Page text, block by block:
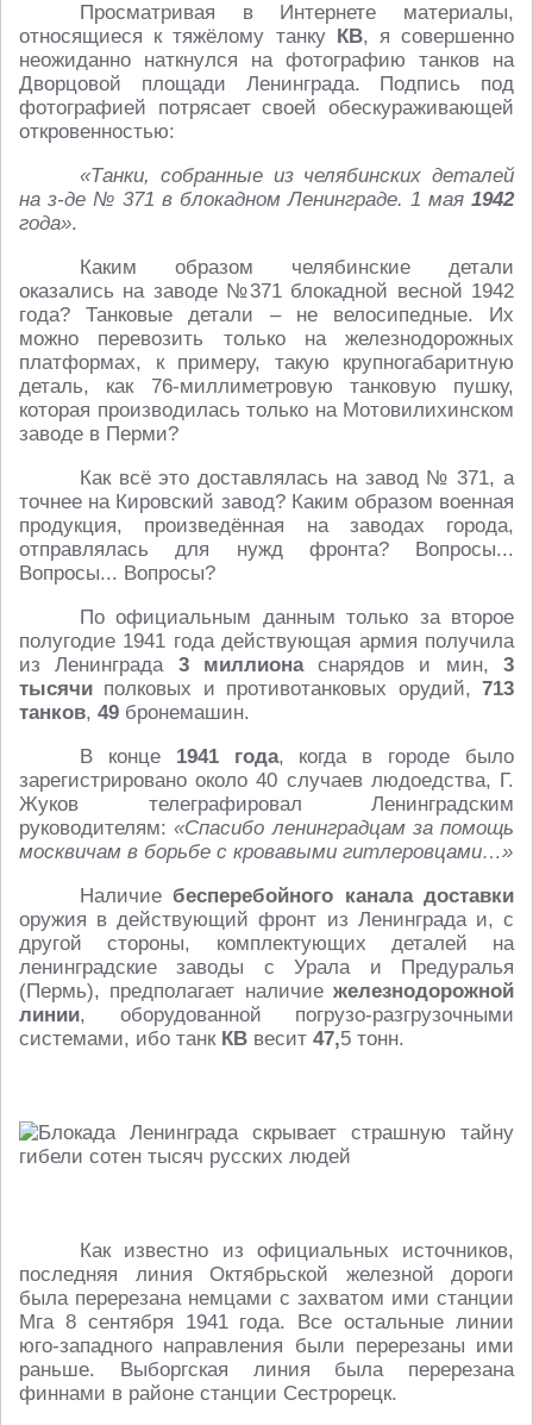
Просматривая в Интернете материалы,
относящиеся к тяжёлому танку КВ, я совершенно
неожиданно наткнулся на фотографию танков на
Дворцовой площади Ленинграда. Подпись под
фотографией потрясает своей обескураживающей
откровенностью:
«Танки, собранные из челябинских деталей
на з-де № 371 в блокадном Ленинграде. 1 мая 1942
года».
Каким образом челябинские детали
оказались на заводе №371 блокадной весной 1942
года? Танковые детали – не велосипедные. Их
можно перевозить только на железнодорожных
платформах, к примеру, такую крупногабаритную
деталь, как 76-миллиметровую танковую пушку,
которая производилась только на Мотовилихинском
заводе в Перми?
Как всё это доставлялась на завод № 371, а
точнее на Кировский завод? Каким образом военная
продукция, произведённая на заводах города,
отправлялась для нужд фронта? Вопросы...
Вопросы... Вопросы?
По официальным данным только за второе
полугодие 1941 года действующая армия получила
из Ленинграда 3 миллионаснарядов и мин,3
тысячи полковых и противотанковых орудий, 713
танков, 49 бронемашин.
В конце 1941 года, когда в городе было
зарегистрировано около 40 случаев людоедства, Г.
Жуков телеграфировал Ленинградским
руководителям:«Спасибо ленинградцам за помощь
москвичам в борьбе с кровавыми гитлеровцами…»
Наличиебесперебойного канала доставки
оружия в действующий фронт из Ленинграда и, с
другой стороны, комплектующих деталей на
ленинградские заводы с Урала и Предуралья
(Пермь), предполагает наличие железнодорожной
линии, оборудованной погрузо-разгрузочными
системами, ибо танк КВ весит 47,5 тонн.
Как известно из официальных источников,
последняя линия Октябрьской железной дороги
была перерезана немцами с захватом ими станции
Мга 8 сентября 1941 года. Все остальные линии
юго-западного направления были перерезаны ими
раньше. Выборгская линия была перерезана
финнами в районе станции Сестрорецк.